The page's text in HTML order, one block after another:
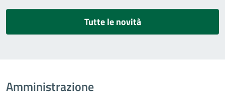
Tutte le novità
Amministrazione